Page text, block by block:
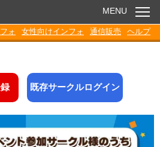
お知らせ
電子書籍
Q&A
MENU
ォ 女性向けインフォ 通信販売 ヘルプ
既存サークルログイン